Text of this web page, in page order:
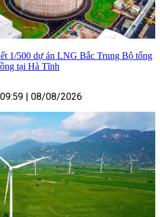
1/500 dự án LNG Bắc Trung Bộ tổng
tại Hà Tĩnh
09:59 | 08/08/2026